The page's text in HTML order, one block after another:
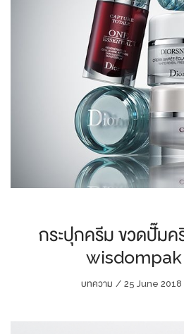
กระปุกครีม ขวดปั๊มค
wisdompak
บทความ / 25 June 2018